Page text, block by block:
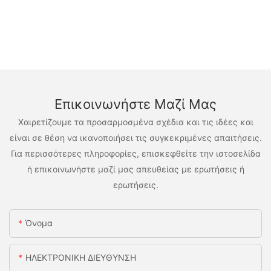
Επικοινωνήστε Μαζί Μας
Χαιρετίζουμε τα προσαρμοσμένα σχέδια και τις ιδέες και
είναι σε θέση να ικανοποιήσει τις συγκεκριμένες απαιτήσεις.
Για περισσότερες πληροφορίες, επισκεφθείτε την ιστοσελίδα
ή επικοινωνήστε μαζί μας απευθείας με ερωτήσεις ή
ερωτήσεις.
Όνομα
ΗΛΕΚΤΡΟΝΙΚΗ ΔΙΕΥΘΥΝΣΗ